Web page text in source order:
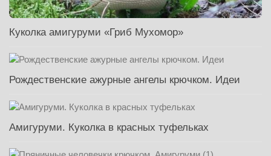
Куколка амигуруми «Гриб Мухомор»
Рождественские ажурные ангелы крючком. Идеи
Амигуруми. Куколка в красных туфельках